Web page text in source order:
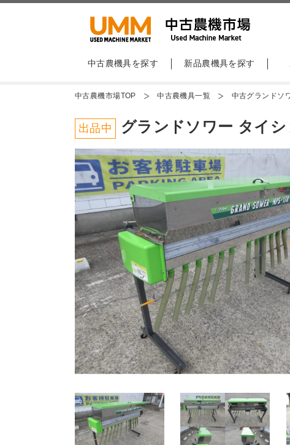
中古農機具を探す 新品農機具を探す
中古農機市場TOP 中古農機具一覧 中古グランドソ
出品中 グランドソワー タイ